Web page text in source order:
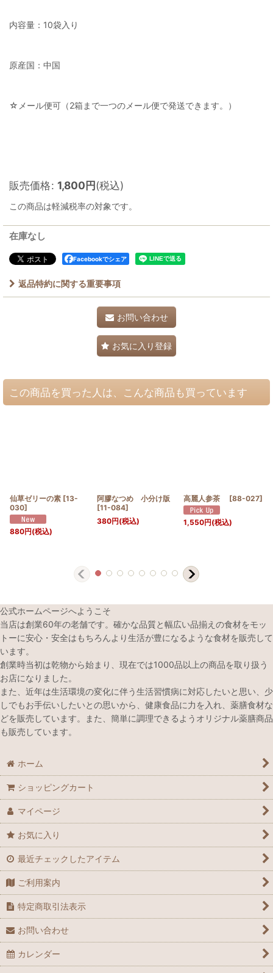
内容量：10袋入り
原産国：中国
☆メール便可（2箱まで一つのメール便で発送できます。）
販売価格: 1,800円(税込)
この商品は軽減税率の対象です。
在庫なし
Facebookでシェア
返品特約に関する重要事項
お問い合わせ
お気に入り登録
この商品を買った人は、こんな商品も買っています
仙草ゼリーの素 [13-
030]
880円(税込)
阿膠なつめ 小分け版
[11-084]
380円(税込)
高麗人参茶 [88-027]
1,550円(税込)
公式ホームページへようこそ
当店は創業60年の老舗です。確かな品質と幅広い品揃えの食材をモッ
トーに安心・安全はもちろんより生活が豊になるような食材を販売して
います。
創業時当初は乾物から始まり、現在では1000品以上の商品を取り扱う
お店になりました。
また、近年は生活環境の変化に伴う生活習慣病に対応したいと思い、少
しでもお手伝いしたいとの思いから、健康食品に力を入れ、薬膳食材な
どを販売しています。また、簡単に調理できるようオリジナル薬膳商品
も販売しています。
ホーム
ショッピングカート
マイページ
お気に入り
最近チェックしたアイテム
ご利用案内
特定商取引法表示
お問い合わせ
カレンダー